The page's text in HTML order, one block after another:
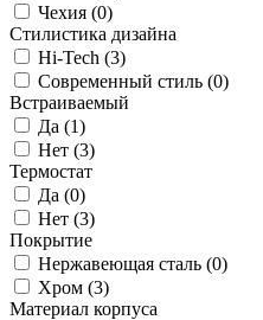
Чехия (0)
Стилистика дизайна
Hi-Tech (3)
Современный стиль (0)
Встраиваемый
Да (1)
Нет (3)
Термостат
Да (0)
Нет (3)
Покрытие
Нержавеющая сталь (0)
Хром (3)
Материал корпуса